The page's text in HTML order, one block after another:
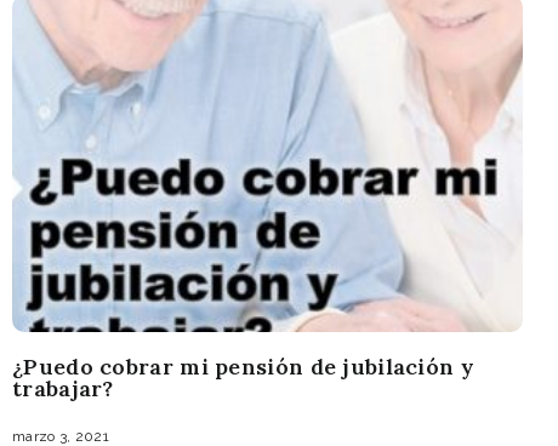
¿Puedo cobrar mi pensión de jubilación y
trabajar?
marzo 3, 2021